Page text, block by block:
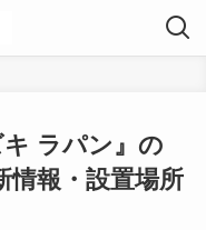
キ ラパン』の
情報・設置場所